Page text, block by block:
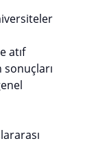
atıf
sonuçları